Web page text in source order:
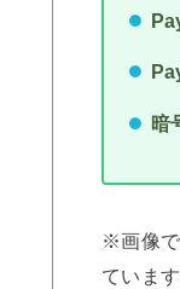
暗
※画像で
ています